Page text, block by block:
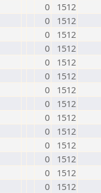
0
1512
0
1512
0
1512
0
1512
0
1512
0
1512
0
1512
0
1512
0
1512
0
1512
0
1512
0
1512
0
1512
0
1512